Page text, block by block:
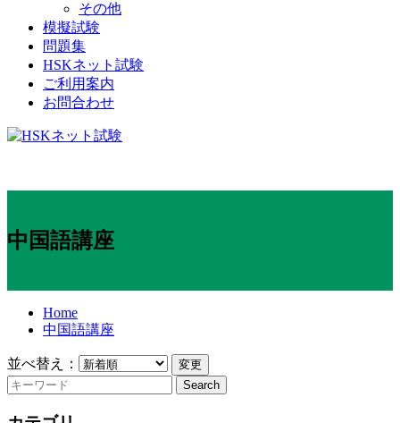
その他
模擬試験
問題集
HSKネット試験
ご利用案内
お問合わせ
中国語講座
Home
中国語講座
並べ替え：